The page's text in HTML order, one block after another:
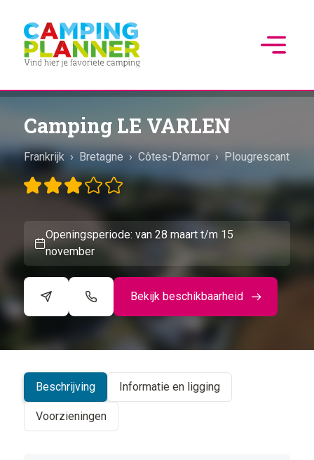
Camping LE VARLEN
Frankrijk › Bretagne › Côtes-D'armor › Plougrescant
Openingsperiode: van 28 maart t/m 15
november
Bekijk beschikbaarheid
+
Beschrijving Informatie en ligging
Voorzieningen